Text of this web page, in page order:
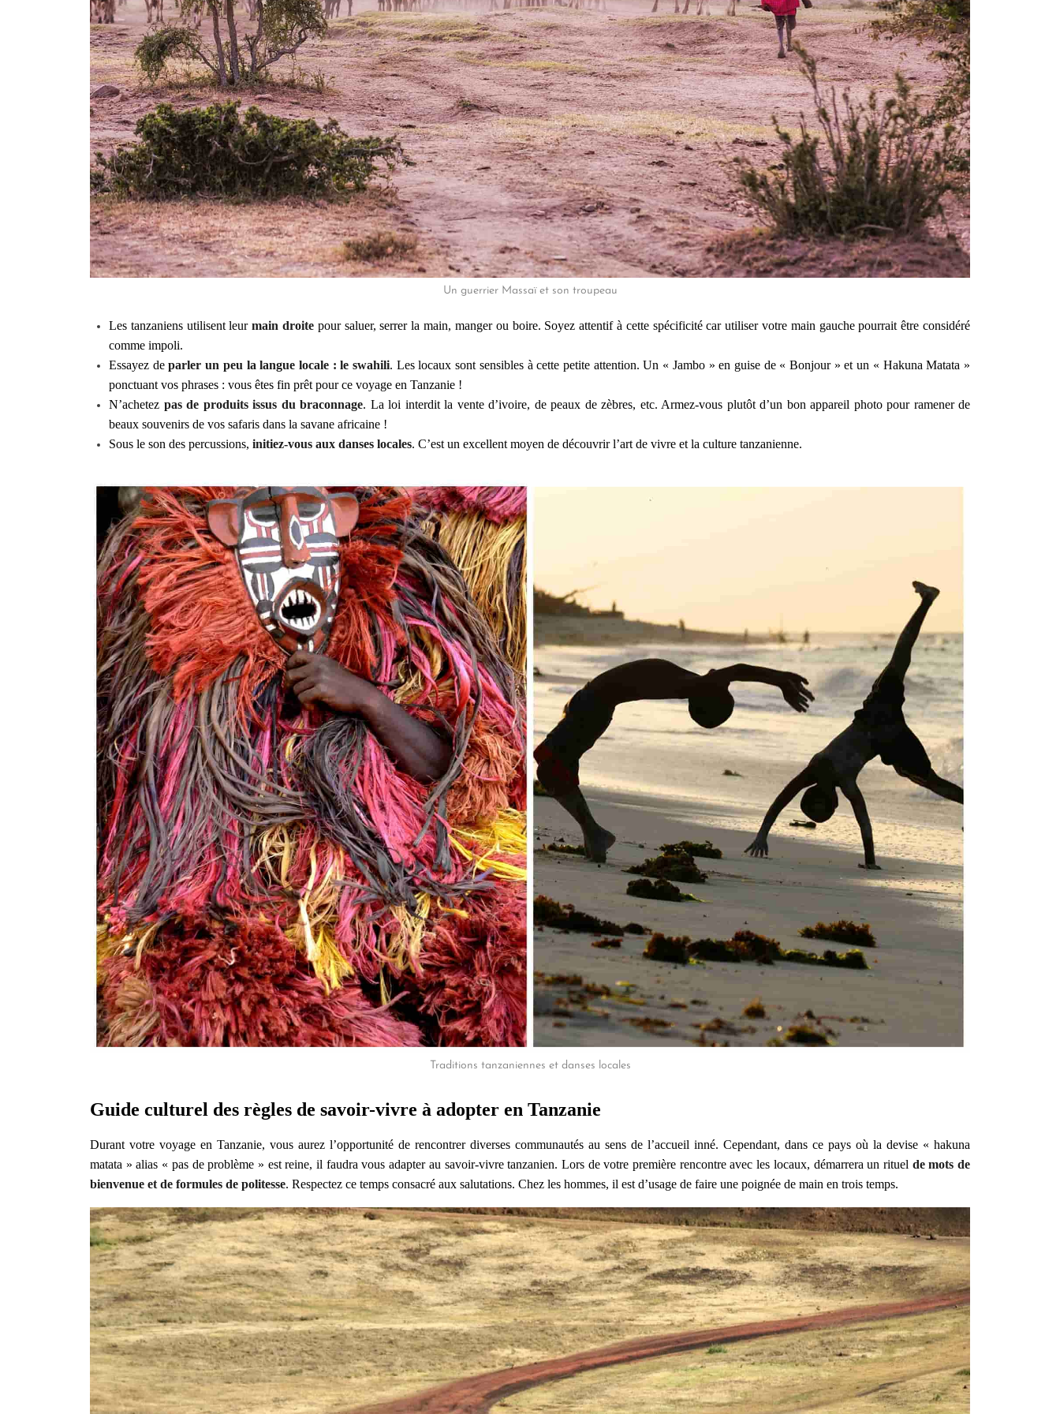
Un guerrier Massaï et son troupeau
Les tanzaniens utilisent leurmain droite pour saluer, serrer la main, manger ou boire. Soyez attentif à cette spécificité car utiliser votre main gauche pourrait être considéré
comme impoli.
Essayez deparler un peu la langue locale : le swahili. Les locaux sont sensibles à cette petite attention. Un « Jambo » en guise de « Bonjour » et un « Hakuna Matata »
ponctuant vos phrases : vous êtes fin prêt pour ce voyage en Tanzanie !
N’achetez pas de produits issus du braconnage. La loi interdit la vente d’ivoire, de peaux de zèbres, etc. Armez-vous plutôt d’un bon appareil photo pour ramener de
beaux souvenirs de vos safaris dans la savane africaine !
Sous le son des percussions, initiez-vous aux danses locales. C’est un excellent moyen de découvrir l’art de vivre et la culture tanzanienne.
Traditions tanzaniennes et danses locales
Guide culturel des règles de savoir-vivre à adopter en Tanzanie
Durant votre voyage en Tanzanie, vous aurez l’opportunité de rencontrer diverses communautés au sens de l’accueil inné. Cependant, dans ce pays où la devise « hakuna
matata » alias « pas de problème » est reine, il faudra vous adapter au savoir-vivre tanzanien. Lors de votre première rencontre avec les locaux, démarrera un rituel de mots de
bienvenue et de formules de politesse. Respectez ce temps consacré aux salutations. Chez les hommes, il est d’usage de faire une poignée de main en trois temps.